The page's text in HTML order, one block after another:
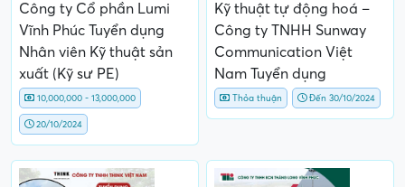
Công ty Cổ phần Lumi
Vĩnh Phúc Tuyển dụng
Nhân viên Kỹ thuật sản
xuất (Kỹ sư PE)
10,000,000 - 13,000,000
20/10/2024
Kỹ thuật tự động hoá –
Công ty TNHH Sunway
Communication Việt
Nam Tuyển dụng
Thỏa thuận Đến 30/10/2024